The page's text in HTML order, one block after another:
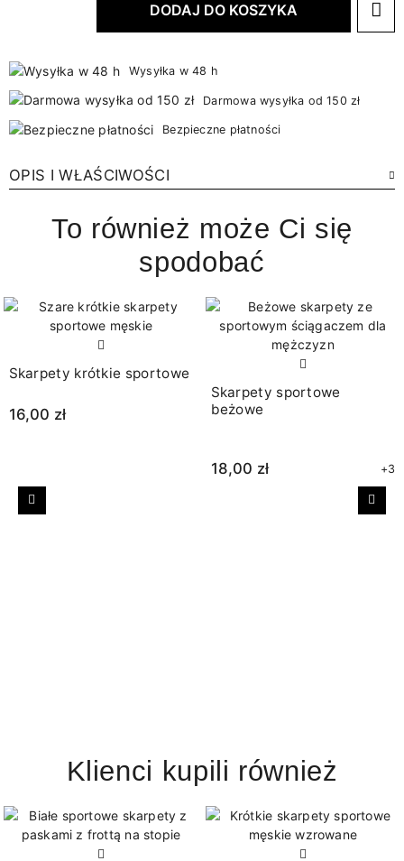
DODAJ DO KOSZYKA
Wysyłka w 48 h
Darmowa wysyłka od 150 zł
Bezpieczne płatności
OPIS I WŁAŚCIWOŚCI
To również może Ci się
spodobać
Skarpety krótkie sportowe
16,00 zł
Skarpety sportowe
beżowe
18,00 zł +3
Poprzedni
Klienci kupili również